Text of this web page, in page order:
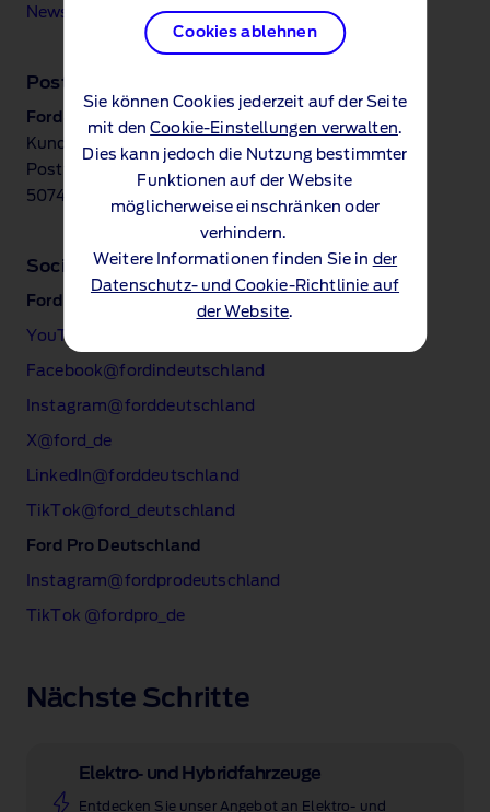
Cookies ablehnen
Sie können Cookies jederzeit auf der Seite
mit denCookie-Einstellungen verwalten.
Dies kann jedoch die Nutzung bestimmter
Funktionen auf der Website
möglicherweise einschränken oder
verhindern.
Weitere Informationen finden Sie in der
Datenschutz- und Cookie-Richtlinie auf
der Website.
Newsletter
Postanschrift
Ford‑Werke GmbH​
Kundenzentrum​
Postfach 71 02 65​
50742 Köln​
Social Media
Ford Deutschland
YouTube@fordindeutschland
Facebook@fordindeutschland
Instagram@forddeutschland
X@ford_de
LinkedIn@forddeutschland
TikTok@ford_deutschland
Ford Pro Deutschland
Instagram@fordprodeutschland
TikTok @fordpro_de
Nächste Schritte
Elektro‑ und Hybridfahrzeuge
Entdecken Sie unser Angebot an Elektro‑ und